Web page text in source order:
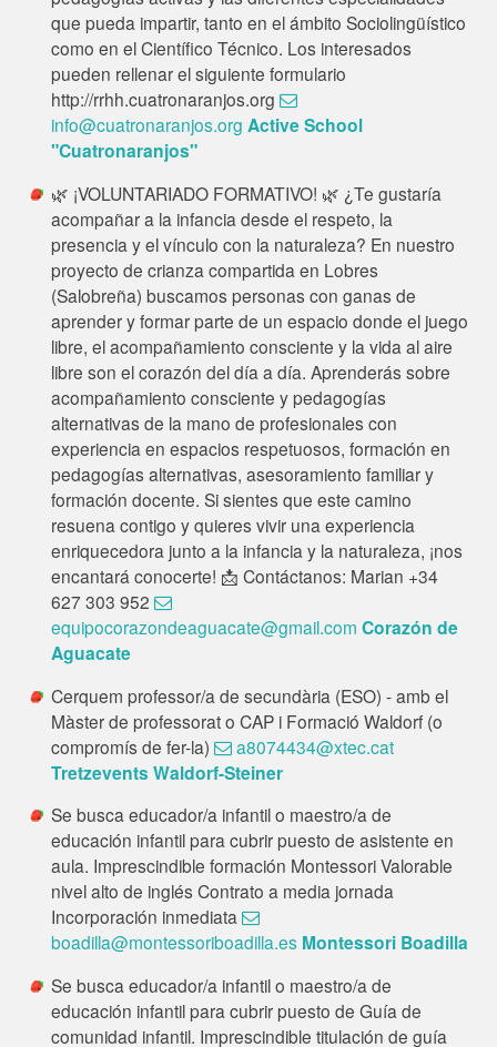
que pueda impartir, tanto en el ámbito Sociolingüístico
como en el Científico Técnico. Los interesados
pueden rellenar el siguiente formulario
http://rrhh.cuatronaranjos.org
info@cuatronaranjos.org Active School
"Cuatronaranjos"
🌿 ¡VOLUNTARIADO FORMATIVO! 🌿 ¿Te gustaría
acompañar a la infancia desde el respeto, la
presencia y el vínculo con la naturaleza? En nuestro
proyecto de crianza compartida en Lobres
(Salobreña) buscamos personas con ganas de
aprender y formar parte de un espacio donde el juego
libre, el acompañamiento consciente y la vida al aire
libre son el corazón del día a día. Aprenderás sobre
acompañamiento consciente y pedagogías
alternativas de la mano de profesionales con
experiencia en espacios respetuosos, formación en
pedagogías alternativas, asesoramiento familiar y
formación docente. Si sientes que este camino
resuena contigo y quieres vivir una experiencia
enriquecedora junto a la infancia y la naturaleza, ¡nos
encantará conocerte! 📩 Contáctanos: Marian +34
627 303 952
equipocorazondeaguacate@gmail.com Corazón de
Aguacate
Cerquem professor/a de secundària (ESO) - amb el
Màster de professorat o CAP i Formació Waldorf (o
compromís de fer-la)
a8074434@xtec.cat
Tretzevents Waldorf-Steiner
Se busca educador/a infantil o maestro/a de
educación infantil para cubrir puesto de asistente en
aula. Imprescindible formación Montessori Valorable
nivel alto de inglés Contrato a media jornada
Incorporación inmediata
boadilla@montessoriboadilla.es Montessori Boadilla
Se busca educador/a infantil o maestro/a de
educación infantil para cubrir puesto de Guía de
comunidad infantil. Imprescindible titulación de guía